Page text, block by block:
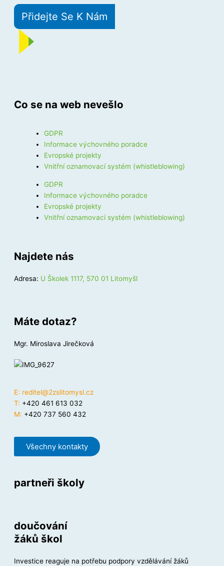
Přidejte Se K Nám
Co se na web nevešlo
GDPR
Informace výchovného poradce
Evropské projekty
Vnitřní oznamovací systém (whistleblowing)
GDPR
Informace výchovného poradce
Evropské projekty
Vnitřní oznamovací systém (whistleblowing)
Najdete nás
Adresa: U Školek 1117, 570 01 Litomyšl
Máte dotaz?
Mgr. Miroslava Jirečková
E: reditel@2zslitomysl.cz
T: +420 461 613 032
M: +420 737 560 432
Všechny kontakty
partneři školy
doučování
žáků škol
Investice reaguje na potřebu podpory vzdělávání žáků